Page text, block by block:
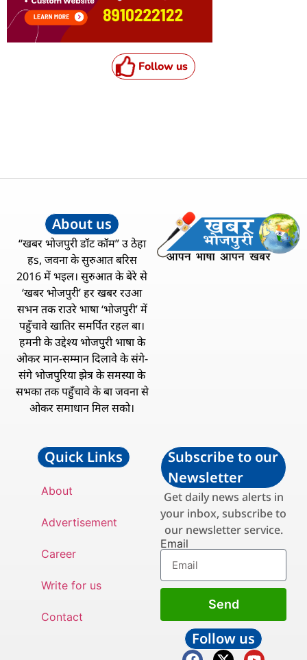
Follow us
About us
“खबर भोजपुरी डॉट कॉम” उ ठेहा
हs, जवना के सुरुआत बरिस
2016 में भइल। सुरुआत के बेरे से
‘खबर भोजपुरी’ हर खबर रउआ
सभन तक राउरे भाषा ‘भोजपुरी’ में
पहुँचावे खातिर समर्पित रहल बा।
हमनी के उद्देश्य भोजपुरी भाषा के
ओकर मान-सम्मान दिलावे के संगे-
संगे भोजपुरिया झेत्र के समस्या के
सभका तक पहुँचावे के बा जवना से
ओकर समाधान मिल सको।
Quick Links
About
Advertisement
Career
Write for us
Contact
Subscribe to our
Newsletter
Get daily news alerts in
your inbox, subscribe to
our newsletter service.
Email
Send
Follow us